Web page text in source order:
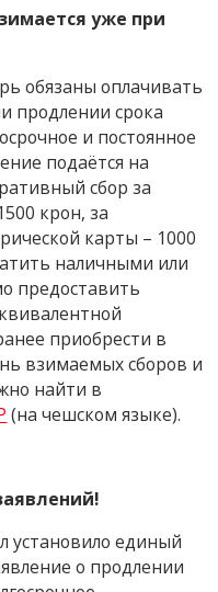
уже при
обязаны оплачивать
продлении срока
и постоянное
подаётся на
сбор за
крон, за
карты – 1000
наличными или
предоставить
приобрести в
взимаемых сборов и
найти в
(на чешском языке).
установило единый
о продлении